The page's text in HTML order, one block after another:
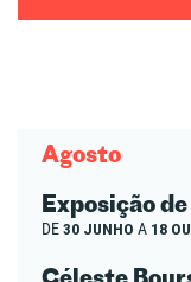
Agosto
Exposição
DE30 JUNHO A 18